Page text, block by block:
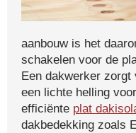
aanbouw is het
schakelen voor de
Een dakwerker
een lichte helling
efficiënte plat
dakbedekking zoals